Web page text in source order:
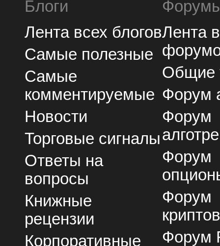
Блоги
Лента всех блогов
Самые полезные
Самые
комментируемые
Новости
Торговые сигналы
Ответы на
вопросы
Книжные
рецензии
Корпоративные
Лента
Общие
Форум
Форум
Форум
Форум
Форум